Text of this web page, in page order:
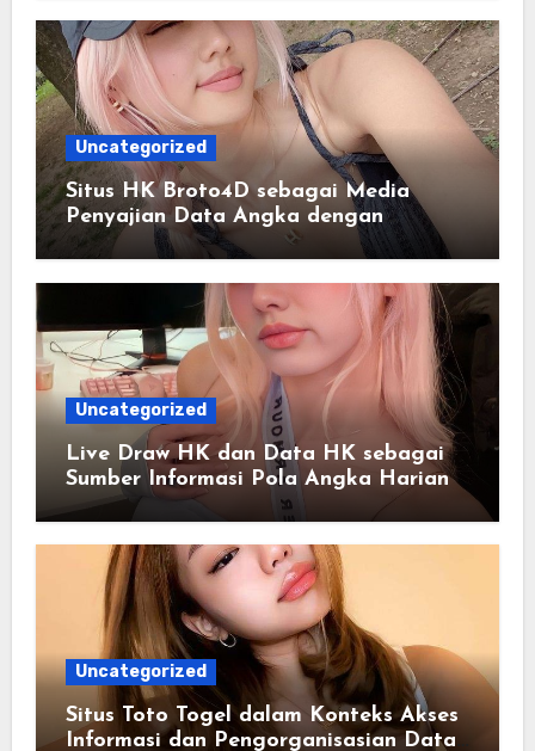
Uncategorized
Situs HK Broto4D sebagai Media
Penyajian Data Angka dengan
Pendekatan Informasi Modern
Uncategorized
Live Draw HK dan Data HK sebagai
Sumber Informasi Pola Angka Harian
Uncategorized
Situs Toto Togel dalam Konteks Akses
Informasi dan Pengorganisasian Data